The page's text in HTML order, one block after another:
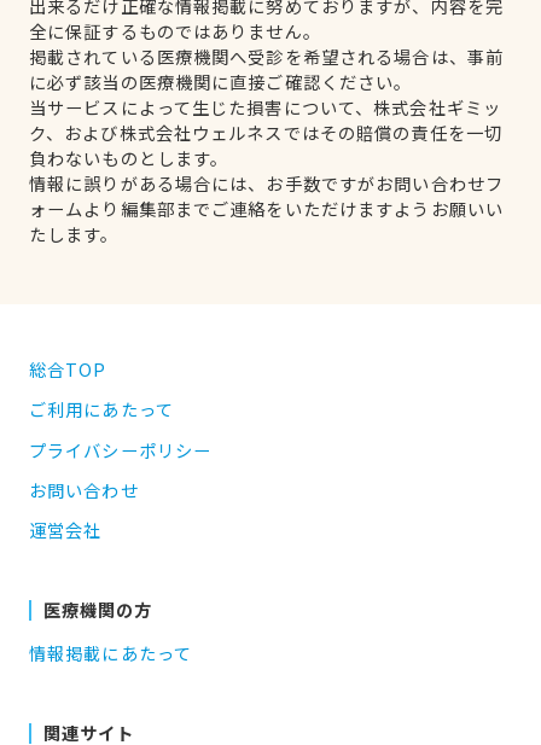
出来るだけ正確な情報掲載に努めておりますが、内容を完
全に保証するものではありません。
掲載されている医療機関へ受診を希望される場合は、事前
に必ず該当の医療機関に直接ご確認ください。
当サービスによって生じた損害について、株式会社ギミッ
ク、および株式会社ウェルネスではその賠償の責任を一切
負わないものとします。
情報に誤りがある場合には、お手数ですがお問い合わせフ
ォームより編集部までご連絡をいただけますようお願いい
たします。
総合TOP
ご利用にあたって
プライバシーポリシー
お問い合わせ
運営会社
医療機関の方
情報掲載にあたって
関連サイト